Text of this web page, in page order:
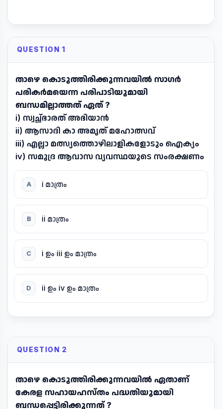
QUESTION 1
താഴെ കൊടുത്തിരിക്കുന്നവയിൽ സാഗർ
പരികർമയെന്ന പരിപാടിയുമായി
ബന്ധമില്ലാത്തത് ഏത് ?
i) സ്വച്ഛ്ഭാരത് അഭിയാൻ
ii) ആസാദി കാ അമൃത് മഹോത്സവ്
iii) എല്ലാ മത്സ്യത്തൊഴിലാളികളോടും ഐക്യം
iv) സമുദ്ര ആവാസ വ്യവസ്ഥയുടെ സംരക്ഷണം
A i മാത്രം
B ii മാത്രം
C i ഉം iii ഉം മാത്രം
D ii ഉം iv ഉം മാത്രം
QUESTION 2
താഴെ കൊടുത്തിരിക്കുന്നവയിൽ ഏതാണ്
കേരള സഹായഹസ്തം പദ്ധതിയുമായി
ബന്ധപ്പെട്ടിരിക്കുന്നത് ?